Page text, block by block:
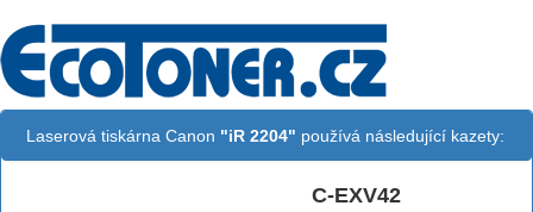
Laserová tiskárna Canon "iR 2204" používá následující kazety:
C-EXV42